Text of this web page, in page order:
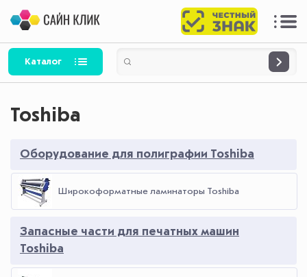
Каталог
Toshiba
Оборудование для полиграфии Toshiba
Широкоформатные ламинаторы Toshiba
Запасные части для печатных машин
Toshiba